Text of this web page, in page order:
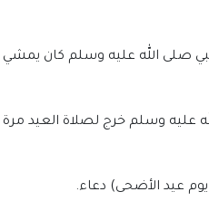
صلى الله عليه وسلم كان يمشي
عليه وسلم خرج لصلاة العيد
عيد الأضحى) دعاء.